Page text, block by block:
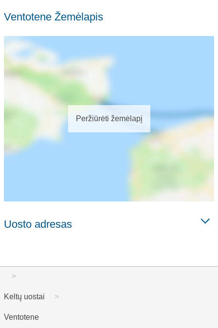
Ventotene Žemėlapis
Peržiūrėti žemėlapį
Uosto adresas
Keltų uostai
Ventotene